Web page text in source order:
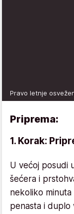
Pravo letnje
Priprema:
1. Korak:
U većoj posudi
šećera i
nekoliko
penasta i duplo